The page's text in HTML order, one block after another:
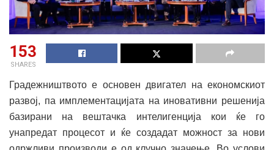
153
SHARES
Градежништвото е основен двигател на економскиот
развој, па имплементацијата на иновативни решенија
базирани на вештачка интелигенција кои ќе го
унапредат процесот и ќе создадат можност за нови